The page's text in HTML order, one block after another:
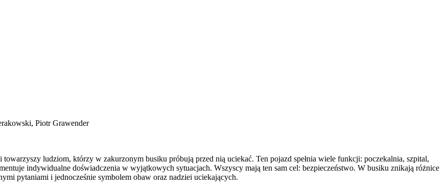
Piotr Grawender
ludziom, którzy w zakurzonym busiku próbują przed nią uciekać. Ten pojazd spełnia wiele funkcji: poczekalnia, szpital,
indywidualne doświadczenia w wyjątkowych sytuacjach. Wszyscy mają ten sam cel: bezpieczeństwo. W busiku znikają różnice
pytaniami i jednocześnie symbolem obaw oraz nadziei uciekających.